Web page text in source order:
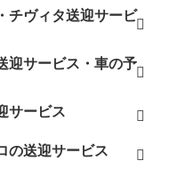
チヴィタ送迎サービ
迎サービス・車の予
サービス
の送迎サービス